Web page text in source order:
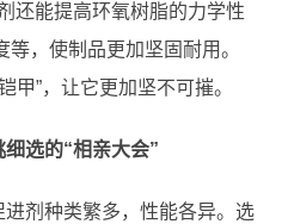
还能提高环氧树脂的力学性
，使制品更加坚固耐用。
甲”，让它更加坚不可摧。
选的“相亲大会”
剂种类繁多，性能各异。选